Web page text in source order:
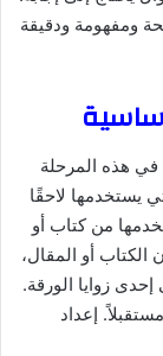
ومفهومة ودقيقة
في هذه المرحلة
يستخدمها لاحقًا
من كتاب أو
أو المقال،
زوايا الورقة.
إعداد